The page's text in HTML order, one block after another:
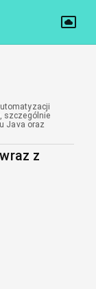
szczególnie
Java oraz
z